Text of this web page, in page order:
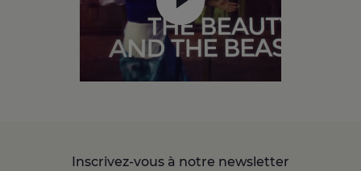
Inscrivez-vous à notre newsletter